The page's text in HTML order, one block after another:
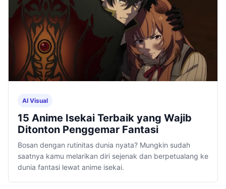
AI Visual
15 Anime Isekai Terbaik yang Wajib
Ditonton Penggemar Fantasi
Bosan dengan rutinitas dunia nyata? Mungkin sudah
saatnya kamu melarikan diri sejenak dan berpetualang ke
dunia fantasi lewat anime isekai.